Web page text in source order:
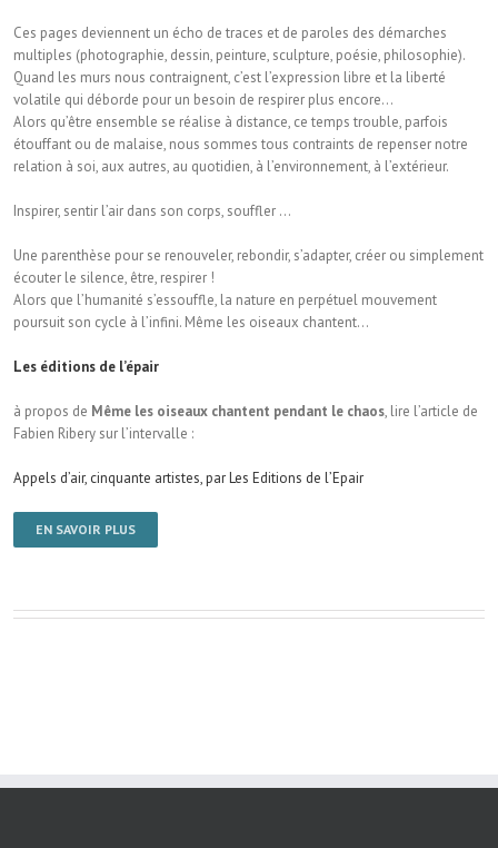
Ces pages deviennent un écho de traces et de paroles des démarches
multiples (photographie, dessin, peinture, sculpture, poésie, philosophie).
Quand les murs nous contraignent, c’est l’expression libre et la liberté
volatile qui déborde pour un besoin de respirer plus encore…
Alors qu’être ensemble se réalise à distance, ce temps trouble, parfois
étouffant ou de malaise, nous sommes tous contraints de repenser notre
relation à soi, aux autres, au quotidien, à l’environnement, à l’extérieur.
Inspirer, sentir l’air dans son corps, souffler …
Une parenthèse pour se renouveler, rebondir, s’adapter, créer ou simplement
écouter le silence, être, respirer !
Alors que l’humanité s’essouffle, la nature en perpétuel mouvement
poursuit son cycle à l’infini. Même les oiseaux chantent…
Les éditions de l’épair
à propos de Même les oiseaux chantent pendant le chaos, lire l’article de
Fabien Ribery sur l’intervalle :
Appels d’air, cinquante artistes, par Les Editions de l’Epair
EN SAVOIR PLUS